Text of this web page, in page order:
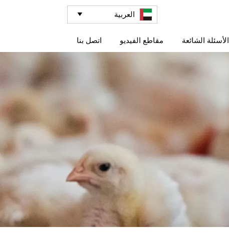
العربية 
الأسئلة الشائعة مقاطع الفيديو اتصل بنا